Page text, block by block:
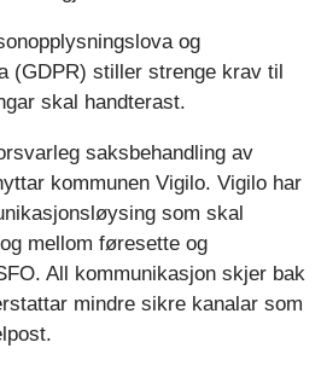
og
(GDPR) stiller strenge krav til
skal handterast.
saksbehandling av
kommunen Vigilo. Vigilo har
som skal
mellom føresette og
All kommunikasjon skjer bak
mindre sikre kanalar som